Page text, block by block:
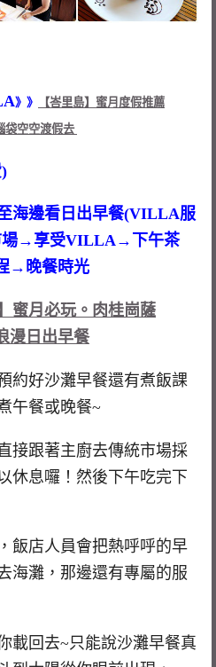
》》
【峇里島】蜜月度假推薦
袋空空渡假去
海邊看日出早餐(VILLA服
場→享受VILLA→下午茶
→晚餐時光
蜜月必玩。肉桂崗薩
漫日出早餐
約好沙灘早餐還有煮飯課
午餐或晚餐~
接跟著主廚去傳統市場採
休息囉！然後下午吃完下
飯店人員會把熱呼呼的早
海灘，那邊還有專屬的服
載回去~只能說沙灘早餐真